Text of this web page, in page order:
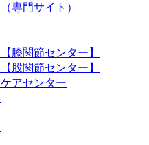
専門サイト）
膝関節センター】
股関節センター】
アセンター